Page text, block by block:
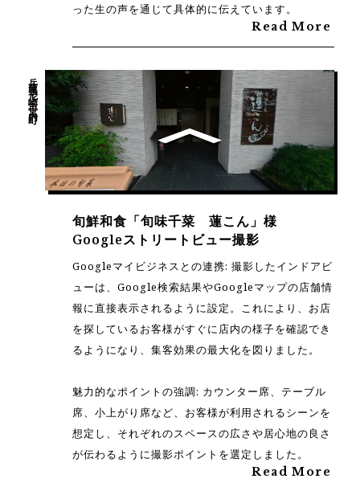
った生の声を通じて具体的に伝えています。
Read More
兵庫県尼崎市宮内町
旬鮮和食「旬味千菜 蓮こん」様
Googleストリートビュー撮影
Googleマイビジネスとの連携: 撮影したインドアビ
ューは、Google検索結果やGoogleマップの店舗情
報に直接表示されるように設定。これにより、お店
を探しているお客様がすぐに店内の様子を確認でき
るようになり、集客効果の最大化を図りました。
魅力的なポイントの強調: カウンター席、テーブル
席、小上がり席など、お客様が利用されるシーンを
想定し、それぞれのスペースの広さや居心地の良さ
が伝わるように撮影ポイントを選定しました。
Read More